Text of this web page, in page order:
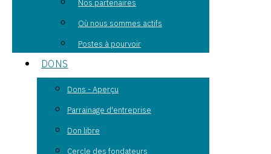
Nos partenaires
Où nous sommes actifs
Postes à pourvoir
DONS
Dons - Aperçu
Parrainage d'entreprise
Don libre
Cercle des fondateurs